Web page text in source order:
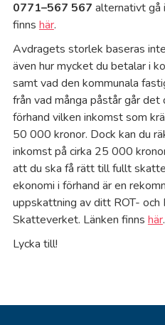
0771–567 567 alternativt gå
finns här.
Avdragets storlek baseras
även hur mycket du betalar i
samt vad den kommunala
från vad många påstår går
förhand vilken inkomst som
50 000 kronor. Dock kan du
inkomst på cirka 25 000
att du ska få rätt till fullt
ekonomi i förhand är en
uppskattning av ditt ROT- och
Skatteverket. Länken finns här.
Lycka till!